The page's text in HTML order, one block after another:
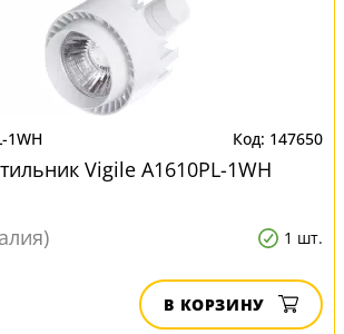
1WH 147650
Vigile A1610PL-1WH
1 шт.
В КОРЗИНУ